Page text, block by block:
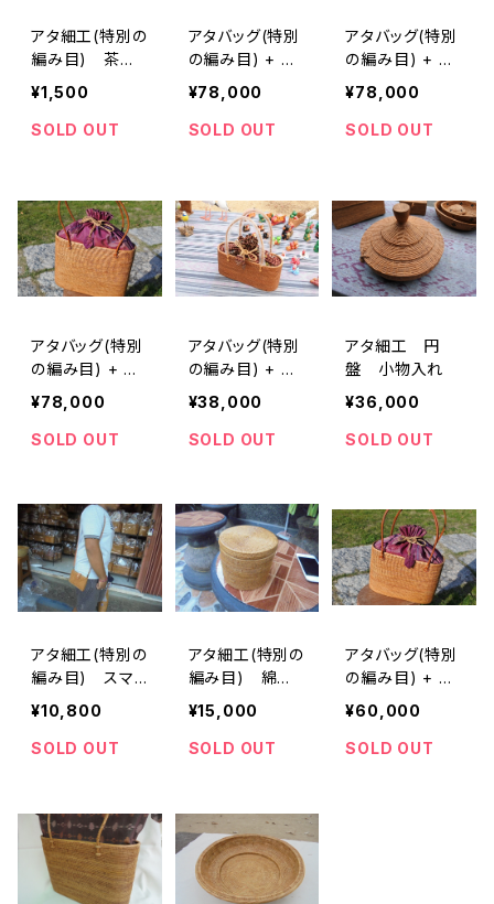
アタ細工(特別の
編み目) 茶
托 コースタ
ー
¥1,500
SOLD OUT
アタバッグ(特別
の編み目) + イ
カット
¥78,000
SOLD OUT
アタバッグ(特別
の編み目) + イ
カット
¥78,000
SOLD OUT
アタバッグ(特別
の編み目) + イ
カット
¥78,000
SOLD OUT
アタバッグ(特別
の編み目) + イ
カット
¥38,000
SOLD OUT
アタ細工 円
盤 小物入れ
¥36,000
SOLD OUT
アタ細工(特別の
編み目) スマ
ホポーチ 試作
¥10,800
SOLD OUT
アタ細工(特別の
編み目) 綿棒
入れ
¥15,000
SOLD OUT
アタバッグ(特別
の編み目) + イ
カット
¥60,000
SOLD OUT